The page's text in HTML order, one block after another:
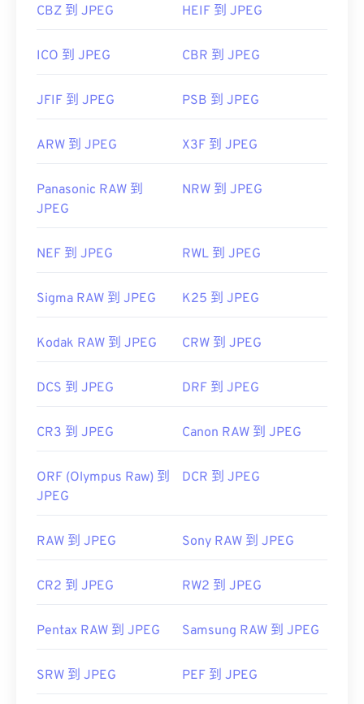
CBZ 到 JPEG HEIF 到 JPEG
ICO 到 JPEG CBR 到 JPEG
JFIF 到 JPEG PSB 到 JPEG
ARW 到 JPEG X3F 到 JPEG
Panasonic RAW 到
JPEG
NRW 到 JPEG
NEF 到 JPEG RWL 到 JPEG
Sigma RAW 到 JPEG K25 到 JPEG
Kodak RAW 到 JPEG CRW 到 JPEG
DCS 到 JPEG DRF 到 JPEG
CR3 到 JPEG Canon RAW 到 JPEG
ORF (Olympus Raw) 到
JPEG
DCR 到 JPEG
RAW 到 JPEG Sony RAW 到 JPEG
CR2 到 JPEG RW2 到 JPEG
Pentax RAW 到 JPEG Samsung RAW 到 JPEG
SRW 到 JPEG PEF 到 JPEG